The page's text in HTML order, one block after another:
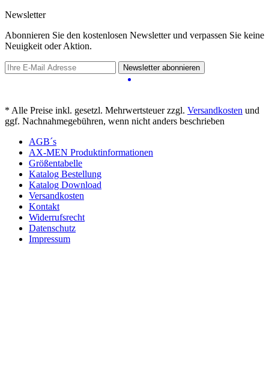
Newsletter
Abonnieren Sie den kostenlosen Newsletter und verpassen Sie keine
Neuigkeit oder Aktion.
Newsletter abonnieren
* Alle Preise inkl. gesetzl. Mehrwertsteuer zzgl. Versandkosten und
ggf. Nachnahmegebühren, wenn nicht anders beschrieben
AGB´s
AX-MEN Produktinformationen
Größentabelle
Katalog Bestellung
Katalog Download
Versandkosten
Kontakt
Widerrufsrecht
Datenschutz
Impressum